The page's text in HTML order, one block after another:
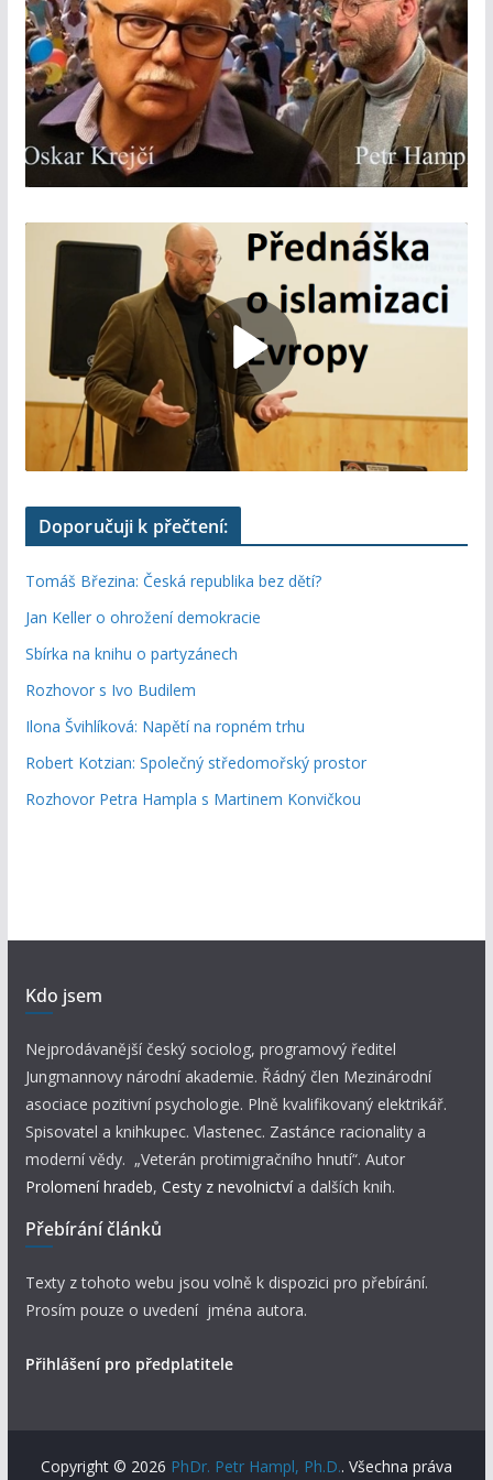
Doporučuji k přečtení:
Tomáš Březina: Česká republika bez dětí?
Jan Keller o ohrožení demokracie
Sbírka na knihu o partyzánech
Rozhovor s Ivo Budilem
Ilona Švihlíková: Napětí na ropném trhu
Robert Kotzian: Společný středomořský prostor
Rozhovor Petra Hampla s Martinem Konvičkou
Kdo jsem
Nejprodávanější český sociolog, programový ředitel
Jungmannovy národní akademie. Řádný člen Mezinárodní
asociace pozitivní psychologie. Plně kvalifikovaný elektrikář.
Spisovatel a knihkupec. Vlastenec. Zastánce racionality a
moderní vědy. „Veterán protimigračního hnutí“. Autor
Prolomení hradeb, Cesty z nevolnictví a dalších knih.
Přebírání článků
Texty z tohoto webu jsou volně k dispozici pro přebírání.
Prosím pouze o uvedení jména autora.
Přihlášení pro předplatitele
Copyright © 2026 PhDr. Petr Hampl, Ph.D.. Všechna práva